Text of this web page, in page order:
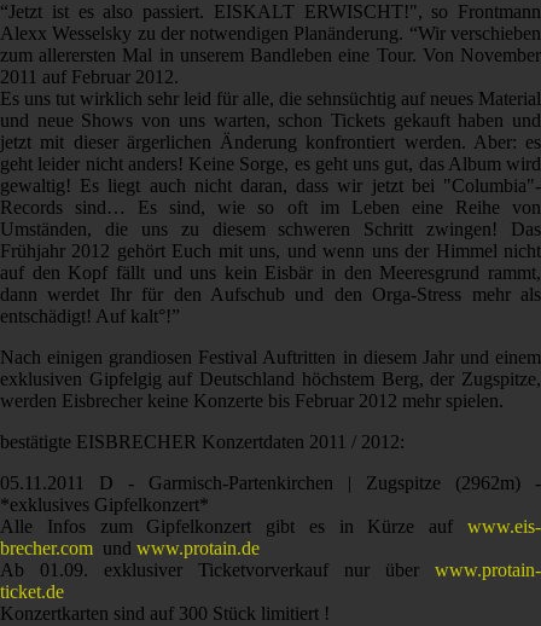
“Jetzt ist es also passiert. EISKALT ERWISCHT!", so Frontmann
Alexx Wesselsky zu der notwendigen Planänderung. “Wir verschieben
zum allerersten Mal in unserem Bandleben eine Tour. Von November
2011 auf Februar 2012.
Es uns tut wirklich sehr leid für alle, die sehnsüchtig auf neues Material
und neue Shows von uns warten, schon Tickets gekauft haben und
jetzt mit dieser ärgerlichen Änderung konfrontiert werden. Aber: es
geht leider nicht anders! Keine Sorge, es geht uns gut, das Album wird
gewaltig! Es liegt auch nicht daran, dass wir jetzt bei "Columbia"-
Records sind… Es sind, wie so oft im Leben eine Reihe von
Umständen, die uns zu diesem schweren Schritt zwingen! Das
Frühjahr 2012 gehört Euch mit uns, und wenn uns der Himmel nicht
auf den Kopf fällt und uns kein Eisbär in den Meeresgrund rammt,
dann werdet Ihr für den Aufschub und den Orga-Stress mehr als
entschädigt! Auf kalt°!”
Nach einigen grandiosen Festival Auftritten in diesem Jahr und einem
exklusiven Gipfelgig auf Deutschland höchstem Berg, der Zugspitze,
werden Eisbrecher keine Konzerte bis Februar 2012 mehr spielen.
bestätigte EISBRECHER Konzertdaten 2011 / 2012:
05.11.2011 D - Garmisch-Partenkirchen | Zugspitze (2962m) -
*exklusives Gipfelkonzert*
Alle Infos zum Gipfelkonzert gibt es in Kürze auf www.eis-
brecher.com und www.protain.de
Ab 01.09. exklusiver Ticketvorverkauf nur über www.protain-
ticket.de
Konzertkarten sind auf 300 Stück limitiert !